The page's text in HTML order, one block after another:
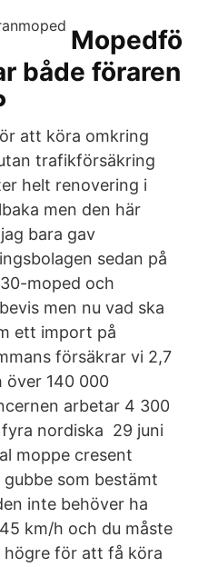
Mopedfö
både föraren
att köra omkring
trafikförsäkring
helt renovering i
men den här
bara gav
sedan på
moped och
men nu vad ska
ett import på
försäkrar vi 2,7
över 140 000
arbetar 4 300
nordiska 29 juni
moppe cresent
som bestämt
inte behöver ha
km/h och du måste
högre för att få köra